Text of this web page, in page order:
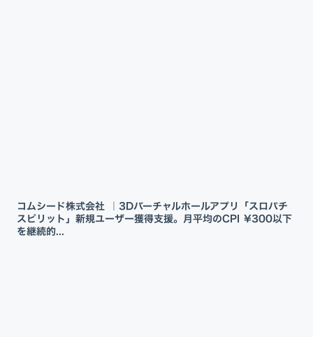
コムシード株式会社 ｜3Dバーチャルホールアプリ「スロパチ
スピリット」新規ユーザー獲得支援。月平均のCPI ¥300以下
を継続的...